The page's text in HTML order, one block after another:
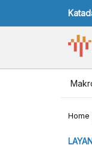
NILAI
Home